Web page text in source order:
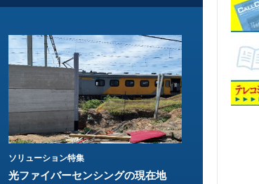
ソリューション特集
光ファイバーセンシングの現在地